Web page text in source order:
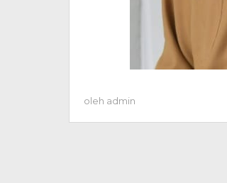
oleh admin